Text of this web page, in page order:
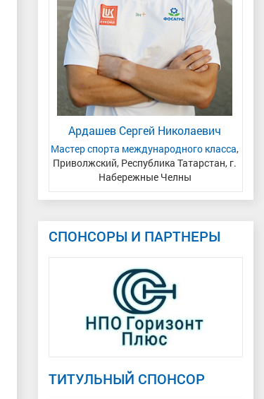
Ардашев Сергей Николаевич
Мастер спорта международного класса,
Приволжский, Республика Татарстан, г.
Набережные Челны
СПОНСОРЫ И ПАРТНЕРЫ
ТИТУЛЬНЫЙ СПОНСОР